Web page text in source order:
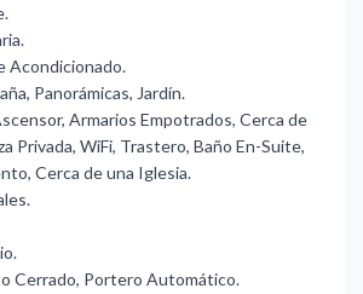
Acondicionado.
Panorámicas, Jardín.
Armarios Empotrados, Cerca de
Privada, WiFi, Trastero, Baño En-Suite,
Cerca de una Iglesia.
Cerrado, Portero Automático.